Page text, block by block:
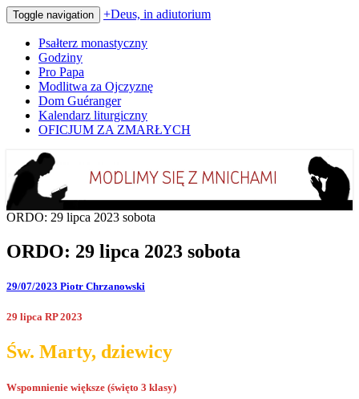
Toggle navigation +Deus, in adiutorium
Psałterz monastyczny
Godziny
Pro Papa
Modlitwa za Ojczyznę
Dom Guéranger
Kalendarz liturgiczny
OFICJUM ZA ZMARŁYCH
+Deus, in adiutorium
Codziennie modlimy się z mnichami
ORDO: 29 lipca 2023 sobota
ORDO: 29 lipca 2023 sobota
29/07/2023 Piotr Chrzanowski
29 lipca RP 2023
Św. Marty, dziewicy
Wspomnienie większe (święto 3 klasy)